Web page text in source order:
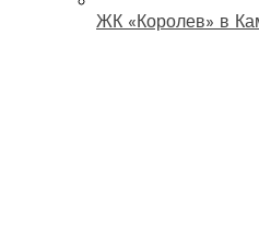
ЖК «Королев» в